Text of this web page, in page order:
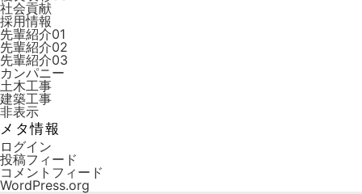
社会貢献
採用情報
先輩紹介01
先輩紹介02
先輩紹介03
カンパニー
土木工事
建築工事
非表示
メタ情報
ログイン
投稿フィード
コメントフィード
WordPress.org